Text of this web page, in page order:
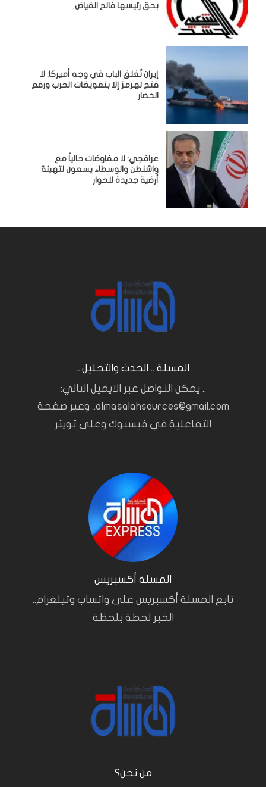
بحق رئيسها فالح الفياض
إيران تُغلق الباب في وجه أميركا: لا
فتح لهرمز إلا بتعويضات الحرب ورفع
الحصار
عراقجي: لا مفاوضات حالياً مع
واشنطن والوسطاء يسعون لتهيئة
أرضية جديدة للحوار
المسلة .. الحدث والتحليل...
.. يمكن التواصل عبر الايميل التالي:
almasalahsources@gmail.com.. وعبر صفحة
التفاعلية في فيسبوك وعلى تويتر
المسلة أكسبريس
تابع المسلة أكسبريس على واتساب وتيلغرام..
الخبر لحظة بلحظة
من نحن؟